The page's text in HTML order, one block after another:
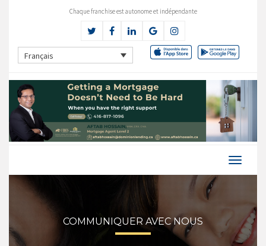
Chaque franchise est autonome et indépendante
Français
COMMUNIQUER AVEC NOUS